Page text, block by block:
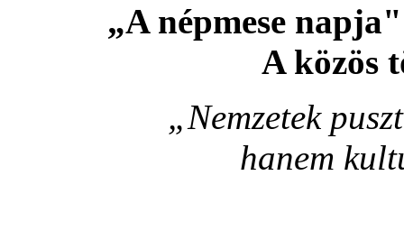
„A népmese
A közös
„Nemzetek
hanem